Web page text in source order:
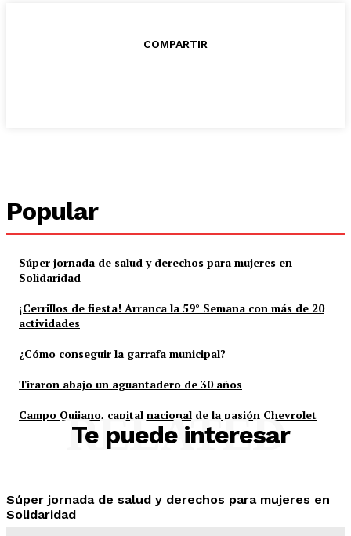
COMPARTIR
Popular
Súper jornada de salud y derechos para mujeres en
Solidaridad
¡Cerrillos de fiesta! Arranca la 59° Semana con más de 20
actividades
¿Cómo conseguir la garrafa municipal?
Tiraron abajo un aguantadero de 30 años
Campo Quijano, capital nacional de la pasión Chevrolet
Te puede interesar
RELATED
Súper jornada de salud y derechos para mujeres en
Solidaridad